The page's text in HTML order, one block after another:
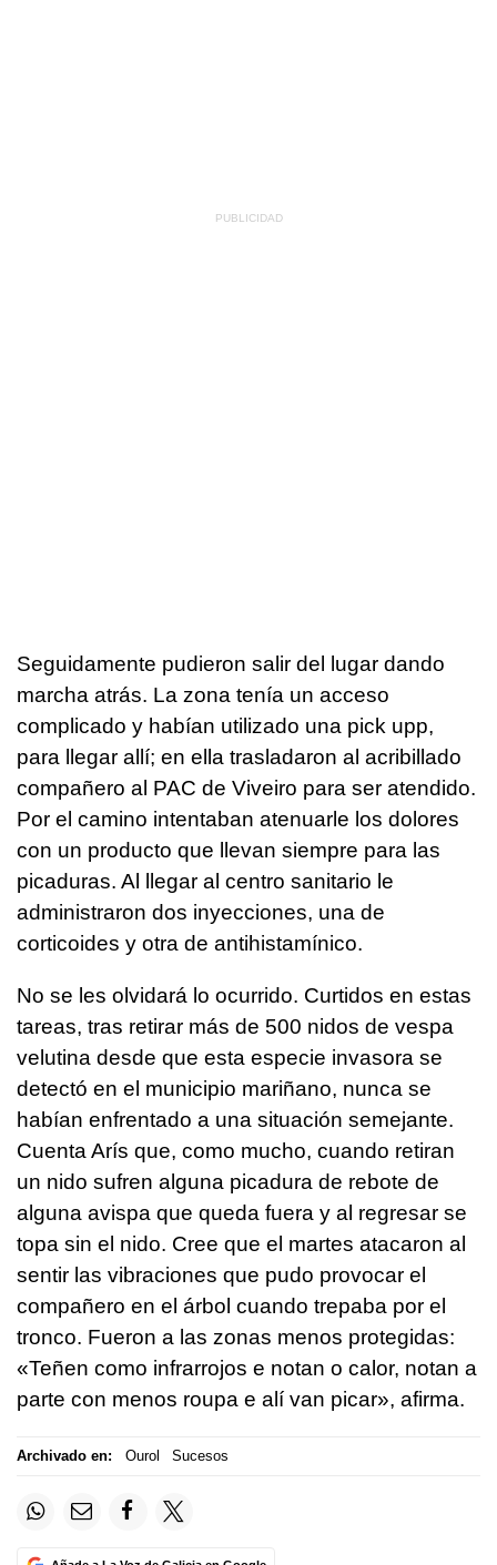
Seguidamente pudieron salir del lugar dando
marcha atrás. La zona tenía un acceso
complicado y habían utilizado una pick upp,
para llegar allí; en ella trasladaron al acribillado
compañero al PAC de Viveiro para ser atendido.
Por el camino intentaban atenuarle los dolores
con un producto que llevan siempre para las
picaduras. Al llegar al centro sanitario le
administraron dos inyecciones, una de
corticoides y otra de antihistamínico.
No se les olvidará lo ocurrido. Curtidos en estas
tareas, tras retirar más de 500 nidos de vespa
velutina desde que esta especie invasora se
detectó en el municipio mariñano, nunca se
habían enfrentado a una situación semejante.
Cuenta Arís que, como mucho, cuando retiran
un nido sufren alguna picadura de rebote de
alguna avispa que queda fuera y al regresar se
topa sin el nido. Cree que el martes atacaron al
sentir las vibraciones que pudo provocar el
compañero en el árbol cuando trepaba por el
tronco. Fueron a las zonas menos protegidas:
«Teñen como infrarrojos e notan o calor, notan a
parte con menos roupa e alí van picar», afirma.
Archivado en: Ourol Sucesos